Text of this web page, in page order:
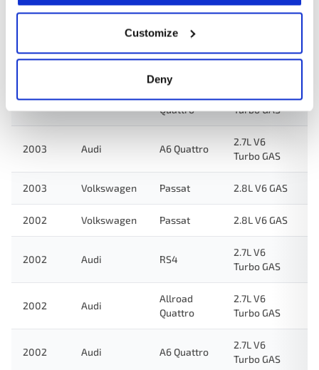
Customize
Deny
2004 Volkswagen Passat 2.8L V6 GAS
2004 Audi A6 Quattro
Turbo GAS
2003 Audi
Quattro
Turbo GAS
2003 Audi A6 Quattro
2.7L V6
Turbo GAS
2003 Volkswagen Passat 2.8L V6 GAS
2002 Volkswagen Passat 2.8L V6 GAS
2002 Audi RS4
2.7L V6
Turbo GAS
2002 Audi
Allroad
Quattro
2.7L V6
Turbo GAS
2002 Audi A6 Quattro
2.7L V6
Turbo GAS